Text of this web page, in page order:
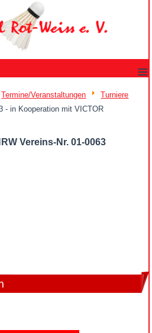
≡
Termine/Veranstaltungen
Turniere
- in Kooperation mit VICTOR
Vereins-Nr. 01-0063